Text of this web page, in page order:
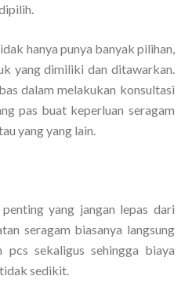
hanya punya banyak pilihan,
yang dimiliki dan ditawarkan.
dalam melakukan konsultasi
pas buat keperluan seragam
yang yang lain.
yang jangan lepas dari
seragam biasanya langsung
pcs sekaligus sehingga biaya
sedikit.